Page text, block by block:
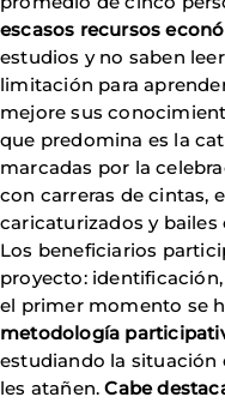
escasos recursos
estudios y no saben
limitación para
mejore sus
que predomina es la
marcadas por la
con carreras de cintas,
caricaturizados y
Los beneficiarios
proyecto:
el primer momento se
metodología
estudiando la situación
les atañen.Cabe